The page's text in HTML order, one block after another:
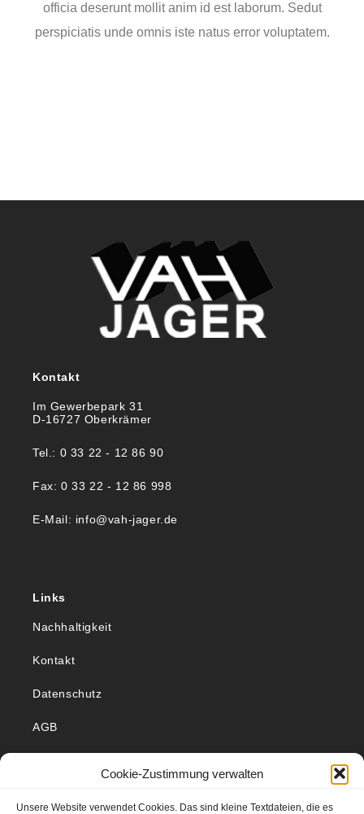
Cookie-Zustimmung verwalten
Unsere Website verwendet Cookies. Das sind kleine Textdateien, die es
officia deserunt mollit anim id est laborum. Sedut
perspiciatis unde omnis iste natus error voluptatem.
Kontakt
Im Gewerbepark 31
D-16727 Oberkrämer
Tel.: 0 33 22 - 12 86 90
Fax: 0 33 22 - 12 86 998
E-Mail: info@vah-jager.de
Links
Nachhaltigkeit
Kontakt
Datenschutz
AGB
So finden Sie uns